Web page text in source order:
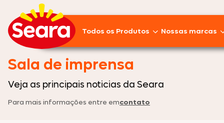
Todos os Produtos
Lançamentos
Pratos Prontos
Aves
Nossas marcas
Sala de imprensa
Veja as principais noticias da Seara
Para mais informações entre emcontato